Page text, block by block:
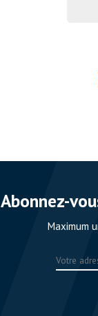
Abonnez-
Maximum